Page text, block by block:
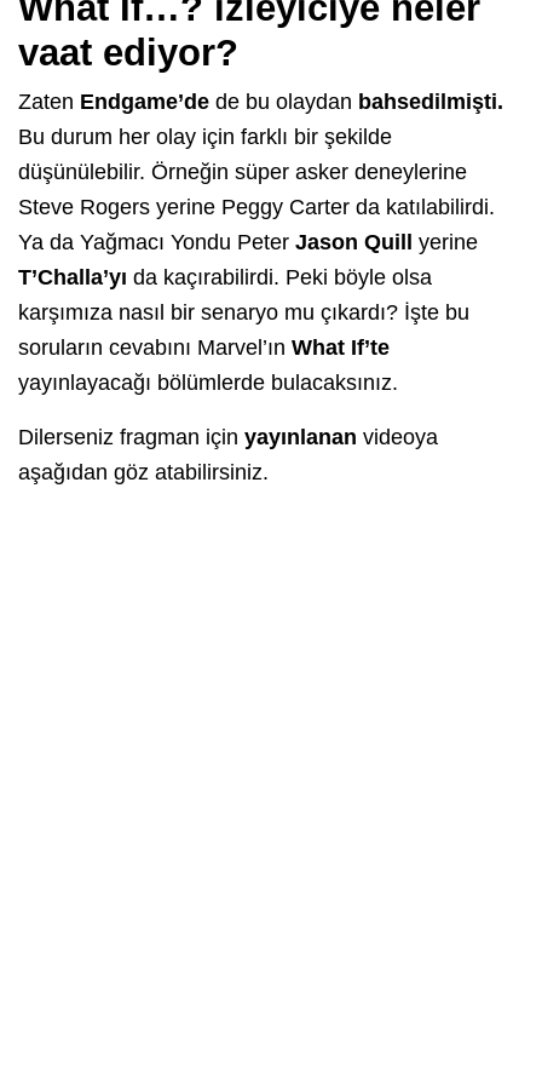
vaat ediyor?
Zaten Endgame’de de bu olaydan bahsedilmişti.
Bu durum her olay için farklı bir şekilde
düşünülebilir. Örneğin süper asker deneylerine
Steve Rogers yerine Peggy Carter da katılabilirdi.
Ya da Yağmacı Yondu Peter Jason Quill yerine
T’Challa’yı da kaçırabilirdi. Peki böyle olsa
karşımıza nasıl bir senaryo mu çıkardı? İşte bu
soruların cevabını Marvel’ın What If’te
yayınlayacağı bölümlerde bulacaksınız.
Dilerseniz fragman için yayınlanan videoya
aşağıdan göz atabilirsiniz.